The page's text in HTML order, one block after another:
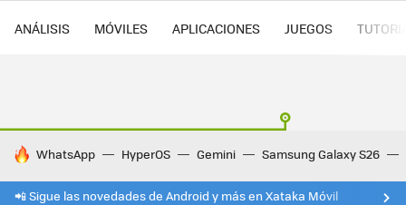
ANÁLISIS MÓVILES APLICACIONES JUEGOS
HOY SE HABLA DE
WhatsApp HyperOS Gemini Samsung Galaxy S26
📲 Sigue las novedades de Android y más en Xataka Móvil